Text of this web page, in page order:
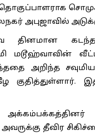
அபுஜாவில்
தினமான
அறிந்த
தீவிர